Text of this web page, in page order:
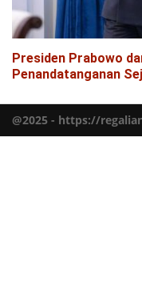
Presiden Prabowo
Penandatanganan
@2025 - https://